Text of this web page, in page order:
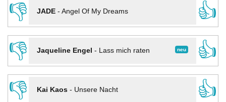
👎
JADE- Angel Of My Dreams
👍
👎
neu
Jaqueline Engel - Lass mich raten
👍
👎
Kai Kaos- Unsere Nacht
👍